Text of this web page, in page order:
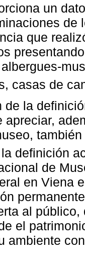
un
de
que
casas de
de la
apreciar,
definición
de
en Viena
al
el
ambiente